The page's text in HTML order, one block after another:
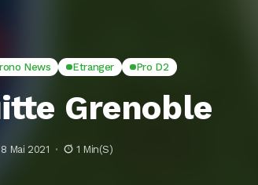
News Etranger Pro D2
Grenoble
Mai 2021 1 Min(s)